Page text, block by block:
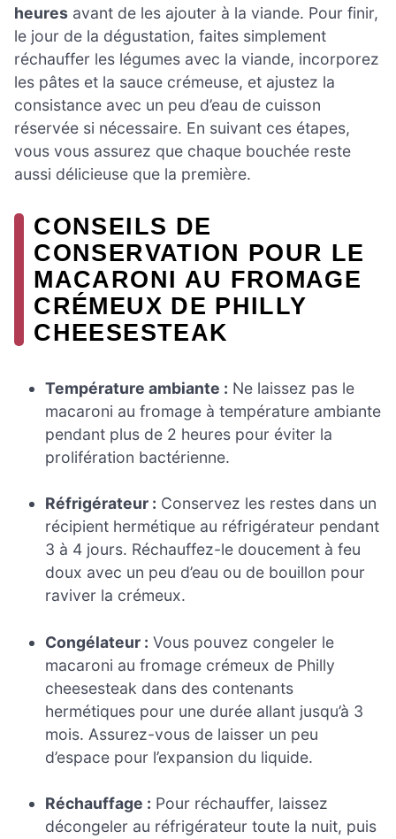
heures avant de les ajouter à la viande. Pour finir,
le jour de la dégustation, faites simplement
réchauffer les légumes avec la viande, incorporez
les pâtes et la sauce crémeuse, et ajustez la
consistance avec un peu d’eau de cuisson
réservée si nécessaire. En suivant ces étapes,
vous vous assurez que chaque bouchée reste
aussi délicieuse que la première.
CONSEILS DE
CONSERVATION POUR LE
MACARONI AU FROMAGE
CRÉMEUX DE PHILLY
CHEESESTEAK
Température ambiante : Ne laissez pas le
macaroni au fromage à température ambiante
pendant plus de 2 heures pour éviter la
prolifération bactérienne.
Réfrigérateur : Conservez les restes dans un
récipient hermétique au réfrigérateur pendant
3 à 4 jours. Réchauffez-le doucement à feu
doux avec un peu d’eau ou de bouillon pour
raviver la crémeux.
Congélateur : Vous pouvez congeler le
macaroni au fromage crémeux de Philly
cheesesteak dans des contenants
hermétiques pour une durée allant jusqu’à 3
mois. Assurez-vous de laisser un peu
d’espace pour l’expansion du liquide.
Réchauffage : Pour réchauffer, laissez
décongeler au réfrigérateur toute la nuit, puis